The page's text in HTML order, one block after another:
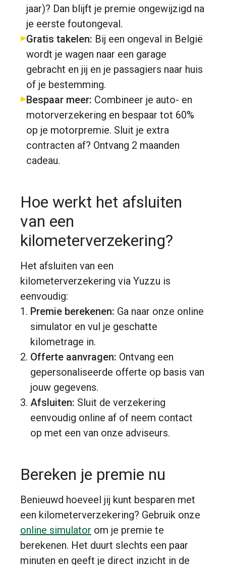
jaar)? Dan blijft je premie ongewijzigd na
je eerste foutongeval.
Gratis takelen: Bij een ongeval in België
wordt je wagen naar een garage
gebracht en jij en je passagiers naar huis
of je bestemming.
Bespaar meer: Combineer je auto- en
motorverzekering en bespaar tot 60%
op je motorpremie. Sluit je extra
contracten af? Ontvang 2 maanden
cadeau.
Hoe werkt het afsluiten
van een
kilometerverzekering?
Het afsluiten van een
kilometerverzekering via Yuzzu is
eenvoudig:
Premie berekenen: Ga naar onze online
simulator en vul je geschatte
kilometrage in.
Offerte aanvragen: Ontvang een
gepersonaliseerde offerte op basis van
jouw gegevens.
Afsluiten: Sluit de verzekering
eenvoudig online af of neem contact
op met een van onze adviseurs.
Bereken je premie nu
Benieuwd hoeveel jij kunt besparen met
een kilometerverzekering? Gebruik onze
online simulator om je premie te
berekenen. Het duurt slechts een paar
minuten en geeft je direct inzicht in de